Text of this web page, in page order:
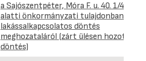
a Sajószentpéter, Móra F. u. 40. 1/4. szám
alatti önkormányzati tulajdonban lévő
lakássalkapcsolatos döntés
meghozataláról (zárt ülésen hozott
döntés)